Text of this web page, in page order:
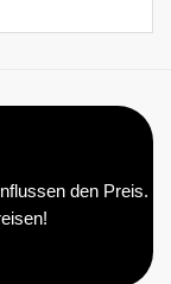
den Preis.